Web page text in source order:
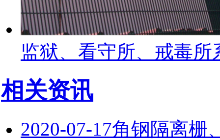
监狱、看守所、戒毒所
相关资讯
2020-07-17角钢隔离栅